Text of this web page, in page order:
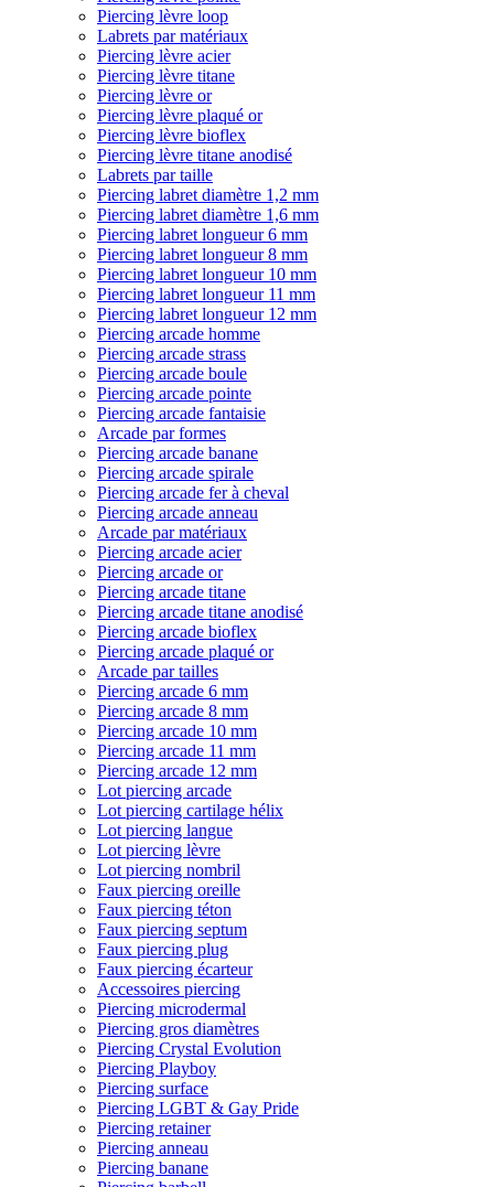
Piercing lèvre loop
Labrets par matériaux
Piercing lèvre acier
Piercing lèvre titane
Piercing lèvre or
Piercing lèvre plaqué or
Piercing lèvre bioflex
Piercing lèvre titane anodisé
Labrets par taille
Piercing labret diamètre 1,2 mm
Piercing labret diamètre 1,6 mm
Piercing labret longueur 6 mm
Piercing labret longueur 8 mm
Piercing labret longueur 10 mm
Piercing labret longueur 11 mm
Piercing labret longueur 12 mm
Piercing arcade homme
Piercing arcade strass
Piercing arcade boule
Piercing arcade pointe
Piercing arcade fantaisie
Arcade par formes
Piercing arcade banane
Piercing arcade spirale
Piercing arcade fer à cheval
Piercing arcade anneau
Arcade par matériaux
Piercing arcade acier
Piercing arcade or
Piercing arcade titane
Piercing arcade titane anodisé
Piercing arcade bioflex
Piercing arcade plaqué or
Arcade par tailles
Piercing arcade 6 mm
Piercing arcade 8 mm
Piercing arcade 10 mm
Piercing arcade 11 mm
Piercing arcade 12 mm
Lot piercing arcade
Lot piercing cartilage hélix
Lot piercing langue
Lot piercing lèvre
Lot piercing nombril
Faux piercing oreille
Faux piercing téton
Faux piercing septum
Faux piercing plug
Faux piercing écarteur
Accessoires piercing
Piercing microdermal
Piercing gros diamètres
Piercing Crystal Evolution
Piercing Playboy
Piercing surface
Piercing LGBT & Gay Pride
Piercing retainer
Piercing anneau
Piercing banane